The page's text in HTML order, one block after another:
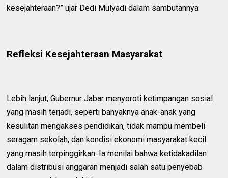
kesejahteraan?” ujar Dedi Mulyadi dalam sambutannya.
Refleksi Kesejahteraan Masyarakat
Lebih lanjut, Gubernur Jabar menyoroti ketimpangan sosial
yang masih terjadi, seperti banyaknya anak-anak yang
kesulitan mengakses pendidikan, tidak mampu membeli
seragam sekolah, dan kondisi ekonomi masyarakat kecil
yang masih terpinggirkan. Ia menilai bahwa ketidakadilan
dalam distribusi anggaran menjadi salah satu penyebab